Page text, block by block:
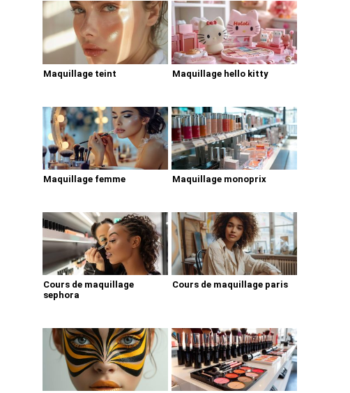
Maquillage teint Maquillage hello kitty
Maquillage femme Maquillage monoprix
Cours de maquillage
sephora
Cours de maquillage paris